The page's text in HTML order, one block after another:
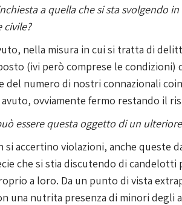
a quella che si sta svolgendo
civile?
nella misura in cui si tratta di
(ivi però comprese le condizioni)
del numero di nostri connazionali
ovviamente fermo restando il
essere questa oggetto di un
accertino violazioni, anche queste
che si stia discutendo di
a loro. Da un punto di vista
una nutrita presenza di minori degli